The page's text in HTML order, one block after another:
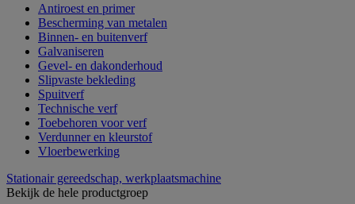
Antiroest en primer
Bescherming van metalen
Binnen- en buitenverf
Galvaniseren
Gevel- en dakonderhoud
Slipvaste bekleding
Spuitverf
Technische verf
Toebehoren voor verf
Verdunner en kleurstof
Vloerbewerking
Stationair gereedschap, werkplaatsmachine
Bekijk de hele productgroep